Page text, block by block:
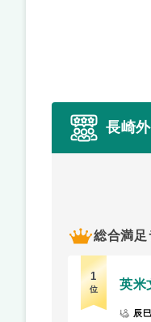
長崎
総合満足
1
位 英米
辰